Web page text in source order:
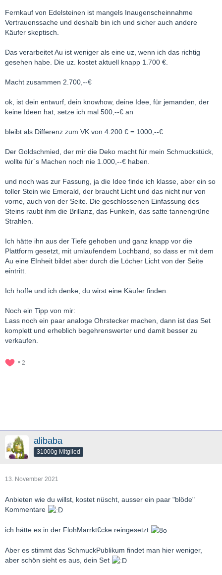
Fernkauf von Edelsteinen ist mangels Inaugenscheinnahme
Vertrauenssache und deshalb bin ich und sicher auch andere
Käufer skeptisch.
Das verarbeitet Au ist weniger als eine uz, wenn ich das richtig
gesehen habe. Die uz. kostet aktuell knapp 1.700 €.
Macht zusammen 2.700,--€
ok, ist dein entwurf, dein knowhow, deine Idee, für jemanden, der
keine Ideen hat, setze ich mal 500,--€ an
bleibt als Differenz zum VK von 4.200 € = 1000,--€
Der Goldschmied, der mir die Deko macht für mein Schmuckstück,
wollte für´s Machen noch nie 1.000,--€ haben.
und noch was zur Fassung, ja die Idee finde ich klasse, aber ein so
toller Stein wie Emerald, der braucht Licht und das nicht nur von
vorne, auch von der Seite. Die geschlossenen Einfassung des
Steins raubt ihm die Brillanz, das Funkeln, das satte tannengrüne
Strahlen.
Ich hätte ihn aus der Tiefe gehoben und ganz knapp vor die
Plattform gesetzt, mit umlaufendem Lochband, so dass er mit dem
Au eine EInheit bildet aber durch die Löcher Licht von der Seite
eintritt.
Ich hoffe und ich denke, du wirst eine Käufer finden.
Noch ein Tipp von mir:
Lass noch ein paar analoge Ohrstecker machen, dann ist das Set
komplett und erheblich begehrenswerter und damit besser zu
verkaufen.
2
alibaba
31000g Mitglied
13. November 2021
Anbieten wie du willst, kostet nüscht, ausser ein paar "blöde"
Kommentare
ich hätte es in der FlohMarrkt€cke reingesetzt
Aber es stimmt das SchmuckPublikum findet man hier weniger,
aber schön sieht es aus, dein Set